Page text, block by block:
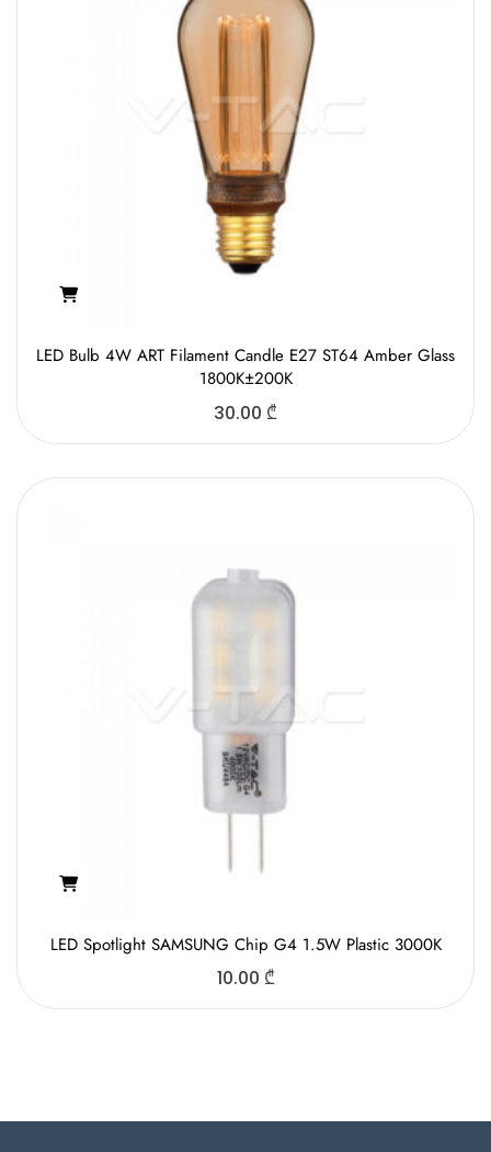
LED Bulb 4W ART Filament Candle E27 ST64 Amber Glass
1800K±200K
30.00 ₾
LED Spotlight SAMSUNG Chip G4 1.5W Plastic 3000K
10.00 ₾